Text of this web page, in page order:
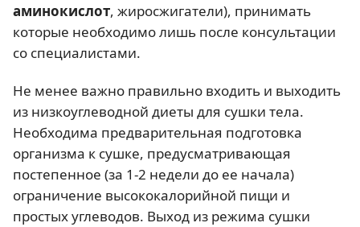
аминокислот, жиросжигатели), принимать
которые необходимо лишь после консультации
со специалистами.
Не менее важно правильно входить и выходить
из низкоуглеводной диеты для сушки тела.
Необходима предварительная подготовка
организма к сушке, предусматривающая
постепенное (за 1-2 недели до ее начала)
ограничение высококалорийной пищи и
простых углеводов. Выход из режима сушки